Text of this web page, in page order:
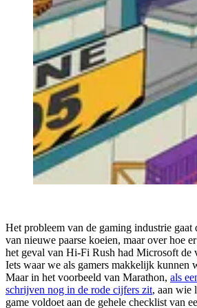
Het probleem van de gaming industrie gaat
van nieuwe paarse koeien, maar over hoe
het geval van Hi-Fi Rush had Microsoft de
Iets waar we als gamers makkelijk kunnen
Maar in het voorbeeld van Marathon, als
schrijven nog in de rode cijfers zit, aan wie
game voldoet aan de gehele checklist van